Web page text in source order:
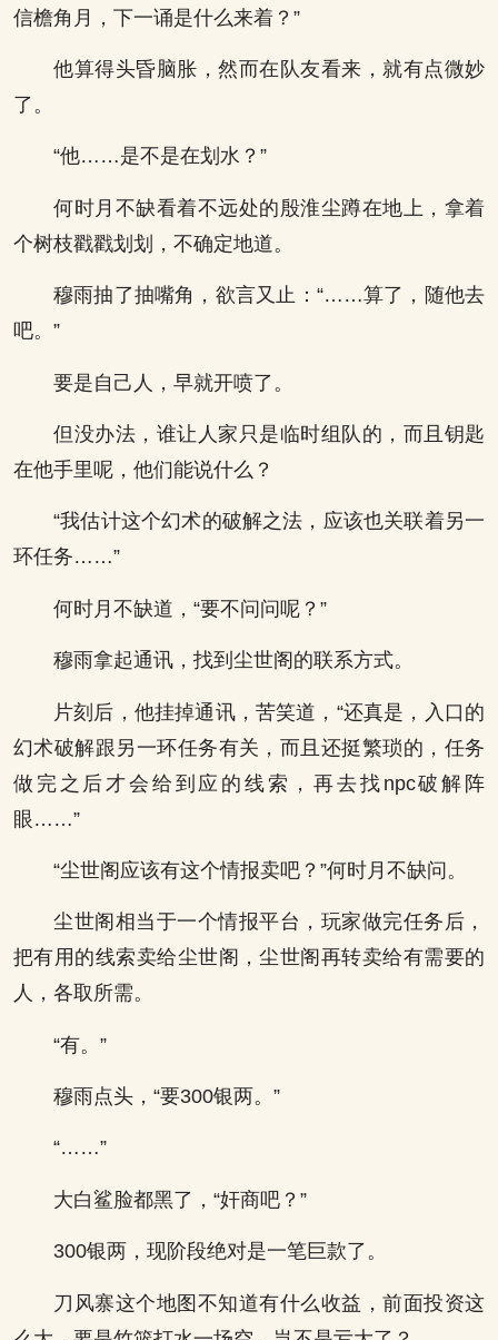
信檐角月，下一诵是什么来着？”
他算得头昏脑胀，然而在队友看来，就有点微妙
了。
“他……是不是在划水？”
何时月不缺看着不远处的殷淮尘蹲在地上，拿着
个树枝戳戳划划，不确定地道。
穆雨抽了抽嘴角，欲言又止：“……算了，随他去
吧。”
要是自己人，早就开喷了。
但没办法，谁让人家只是临时组队的，而且钥匙
在他手里呢，他们能说什么？
“我估计这个幻术的破解之法，应该也关联着另一
环任务……”
何时月不缺道，“要不问问呢？”
穆雨拿起通讯，找到尘世阁的联系方式。
片刻后，他挂掉通讯，苦笑道，“还真是，入口的
幻术破解跟另一环任务有关，而且还挺繁琐的，任务
做完之后才会给到应的线索，再去找npc破解阵
眼……”
“尘世阁应该有这个情报卖吧？”何时月不缺问。
尘世阁相当于一个情报平台，玩家做完任务后，
把有用的线索卖给尘世阁，尘世阁再转卖给有需要的
人，各取所需。
“有。”
穆雨点头，“要300银两。”
“……”
大白鲨脸都黑了，“奸商吧？”
300银两，现阶段绝对是一笔巨款了。
刀风寨这个地图不知道有什么收益，前面投资这